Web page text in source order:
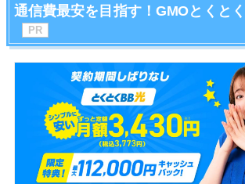
通信費最安を目指す！GMOとくと